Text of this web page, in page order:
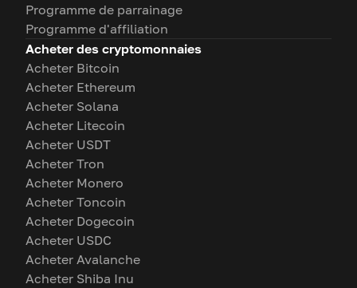
Programme de parrainage
Programme d'affiliation
Acheter des cryptomonnaies
Acheter Bitcoin
Acheter Ethereum
Acheter Solana
Acheter Litecoin
Acheter USDT
Acheter Tron
Acheter Monero
Acheter Toncoin
Acheter Dogecoin
Acheter USDC
Acheter Avalanche
Acheter Shiba Inu